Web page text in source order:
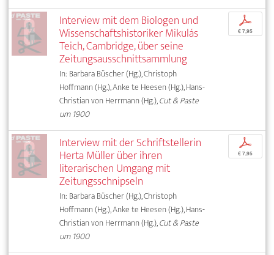
Interview mit dem Biologen und
Wissenschaftshistoriker Mikulás
Teich, Cambridge, über seine
Zeitungsausschnittsammlung
In: Barbara Büscher (Hg.), Christoph
Hoffmann (Hg.), Anke te Heesen (Hg.), Hans-
Christian von Herrmann (Hg.),Cut & Paste
um 1900
p
€ 7,95
Interview mit der Schriftstellerin
Herta Müller über ihren
literarischen Umgang mit
Zeitungsschnipseln
In: Barbara Büscher (Hg.), Christoph
Hoffmann (Hg.), Anke te Heesen (Hg.), Hans-
Christian von Herrmann (Hg.),Cut & Paste
um 1900
p
€ 7,95